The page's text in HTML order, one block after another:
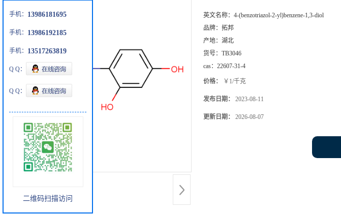
英文名称： 4-(benzotriazol-2-yl)benzene-1,3-diol
品牌： 拓邦
产地： 湖北
货号： TB3046
cas： 22607-31-4
价格： ￥1/千克
发布日期： 2023-08-11
更新日期： 2026-08-07
手机： 13986181695
手机： 13986192185
手机： 13517263819
Q Q：
Q Q：
二维码扫描访问